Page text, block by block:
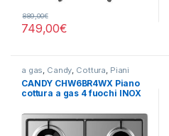
749,00€
889,00€
a gas, Candy, Cottura, Piani
Cottura
CANDY CHW6BR4WX Piano
cottura a gas 4 fuochi INOX